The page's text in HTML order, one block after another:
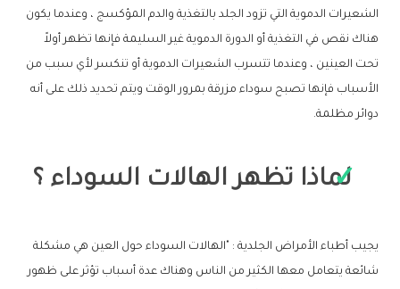
الشعيرات الدموية التي تزود الجلد بالتغذية والدم المؤكسج ، وعندما يكون
هناك نقص في التغذية أو الدورة الدموية غير السليمة فإنها تظهر أولاً
تحت العينين ، وعندما تتسرب الشعيرات الدموية أو تنكسر لأي سبب من
الأسباب فإنها تصبح سوداء مزرقة بمرور الوقت ويتم تحديد ذلك على أنه
دوائر مظلمة.
لماذا تظهر الهالات السوداء ؟
يجيب أطباء الأمراض الجلدية : "الهالات السوداء حول العين هي مشكلة
شائعة يتعامل معها الكثير من الناس وهناك عدة أسباب تؤثر على ظهور